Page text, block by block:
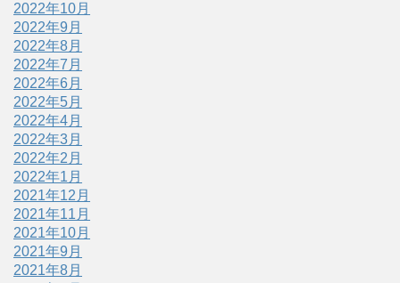
2022年10月
2022年9月
2022年8月
2022年7月
2022年6月
2022年5月
2022年4月
2022年3月
2022年2月
2022年1月
2021年12月
2021年11月
2021年10月
2021年9月
2021年8月